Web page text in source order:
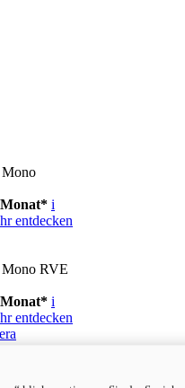
Mono
i
entdecken
RVE
i
entdecken